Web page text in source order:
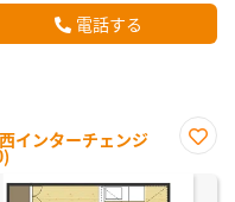
電話する
インターチェンジ
に入